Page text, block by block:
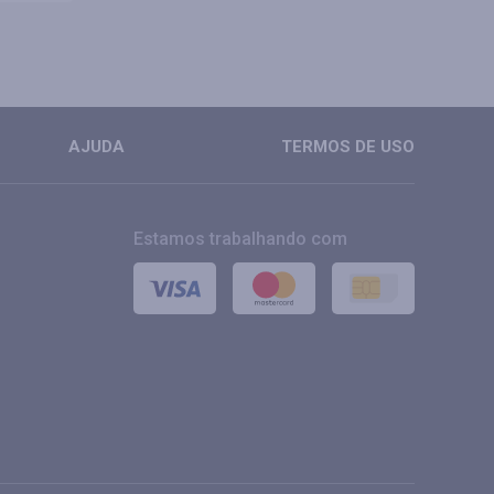
AJUDA TERMOS DE USO
Estamos trabalhando com